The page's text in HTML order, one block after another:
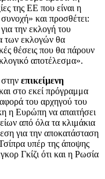
της ΕΕ που είναι η
και προσθέτει:
την εκλογή του
των εκλογών θα
θέσεις που θα πάρουν
αποτέλεσμα».
επικείμενη
στο εκεί πρόγραμμα
του αρχηγού του
η Ευρώπη να απαιτήσει
από όλα τα κλιμάκια
για την αποκατάσταση
υπέρ της άποψης
Γκίζι ότι και η Ρωσία